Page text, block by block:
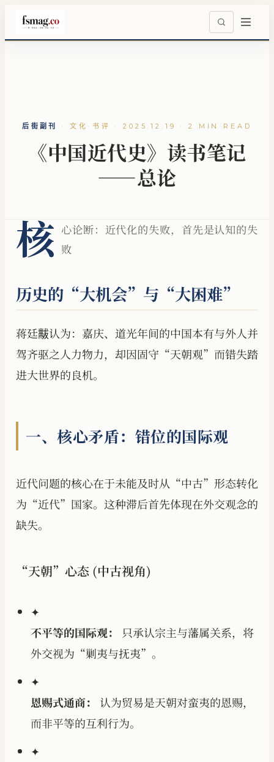
后街副刊 ·文化·书评 · 2025.12.19 · 2 MIN READ
《中国近代史》读书笔记
——总论
核 心论断：近代化的失败，首先是认知的失
败
历史的“大机会”与“大困难”
蒋廷黻认为：嘉庆、道光年间的中国本有与外人并
驾齐驱之人力物力，却因固守“天朝观”而错失踏
进大世界的良机。
一、核心矛盾：错位的国际观
近代问题的核心在于未能及时从“中古”形态转化
为“近代”国家。这种滞后首先体现在外交观念的
缺失。
“天朝”心态 (中古视角)
✦
不平等的国际观：
只承认宗主与藩属关系，将
外交视为“剿夷与抚夷”。
✦
恩赐式通商：
认为贸易是天朝对蛮夷的恩赐，
而非平等的互利行为。
✦